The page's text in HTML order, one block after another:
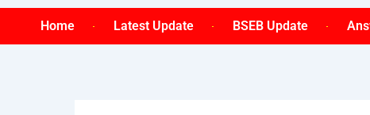
Home Latest Update BSEB Update